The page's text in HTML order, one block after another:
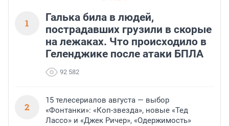
1
Галька била в людей,
пострадавших грузили в скорые
на лежаках. Что происходило в
Геленджике после атаки БПЛА
92 582
2
15 телесериалов августа — выбор
«Фонтанки»: «Коп-звезда», новые «Тед
Лассо» и «Джек Ричер», «Одержимость»